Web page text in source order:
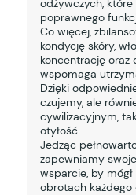
odżywczych,
poprawnego
Co więcej,
kondycję skóry,
koncentrację oraz
wspomaga
Dzięki
czujemy, ale
cywilizacyjnym,
otyłość.
Jedząc
zapewniamy
wsparcie, by
obrotach każdego